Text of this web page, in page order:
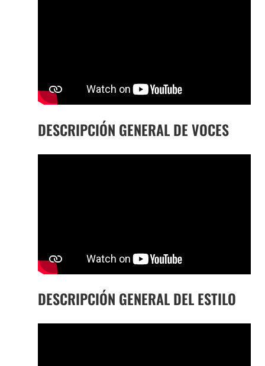
DESCRIPCIÓN GENERAL DE VOCES
DESCRIPCIÓN GENERAL DEL ESTILO